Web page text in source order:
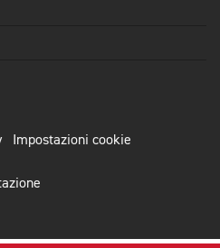
Impostazioni cookie